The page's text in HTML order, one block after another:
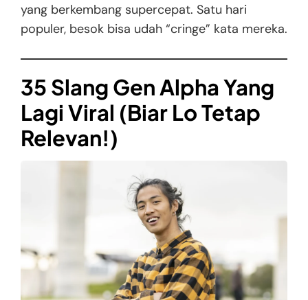
yang berkembang supercepat. Satu hari
populer, besok bisa udah “cringe” kata mereka.
35 Slang Gen Alpha Yang
Lagi Viral (Biar Lo Tetap
Relevan!)